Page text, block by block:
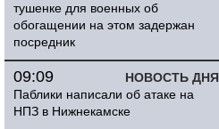
тушенке для военных об
обогащении на этом задержан
посредник
НОВОСТЬ ДНЯ
09:09
Паблики написали об атаке на
НПЗ в Нижнекамске